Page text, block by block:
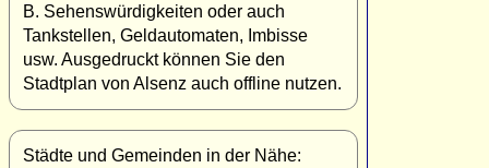
B. Sehenswürdigkeiten oder auch
Tankstellen, Geldautomaten, Imbisse
usw. Ausgedruckt können Sie den
Stadtplan von Alsenz auch offline nutzen.
Städte und Gemeinden in der Nähe: